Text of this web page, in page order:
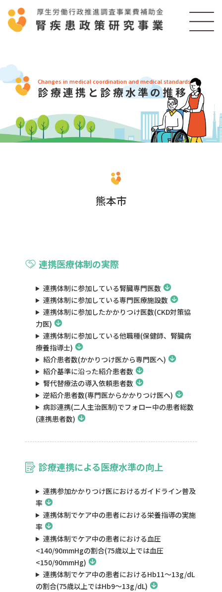
Changes in medical coordination and medical standards
診療連携と診療水準の推移
熊本市
連携医療体制の実際
連携体制に参加している腎臓専門医数
連携体制に参加している専門医療施設数
連携体制に参加したかかりつけ医数(CKD対策協
力医)
連携体制に参加している他職種(保健師、腎臓病
療養指導士)
紹介患者数(かかりつけ医から専門医へ)
紹介基準に沿った紹介患者数
腎代替療法の導入依頼患者数
逆紹介患者数(専門医からかかりつけ医へ)
病診連携(二人主治医制)でフォロー中の患者総数
(連携患者数)
診療連携による医療水準の向上
連携参加かかりつけ医におけるガイドライン普及
率
連携体制でケア中の患者における栄養指導の実施
率
連携体制でケア中の患者における血圧
<140/90mmHgの割合(75歳以上では血圧
<150/90mmHg)
連携体制でケア中の患者におけるHb11～13g/dL
の割合(75歳以上ではHb9～13g/dL)